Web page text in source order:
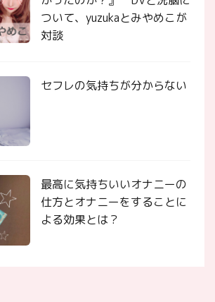
ついて、yuzukaとみやめこが
対談
セフレの気持ちが分からない
最高に気持ちいいオナニーの
仕方とオナニーをすることに
よる効果とは？